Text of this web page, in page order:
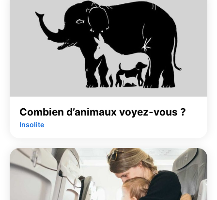
Combien d’animaux voyez-vous ?
Insolite